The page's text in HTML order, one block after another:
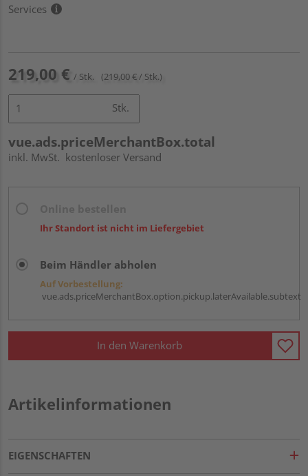
Services
219,00 € / Stk. (219,00 € / Stk.)
Stk.
vue.ads.priceMerchantBox.total
inkl. MwSt. kostenloser Versand
Ihr Standort ist nicht im Liefergebiet
Beim Händler abholen
Auf Vorbestellung:
vue.ads.priceMerchantBox.option.pickup.laterAvailable.subtext
In den Warenkorb
Artikelinformationen
EIGENSCHAFTEN